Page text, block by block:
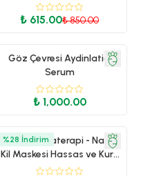
₺ 615.00₺ 850.00
Göz Çevresi Aydinlatici
Serum
₺ 1,000.00
%28 İndirim
Root Aromaterapi - Naive
Kil Maskesi Hassas ve Kuru
Ciltler